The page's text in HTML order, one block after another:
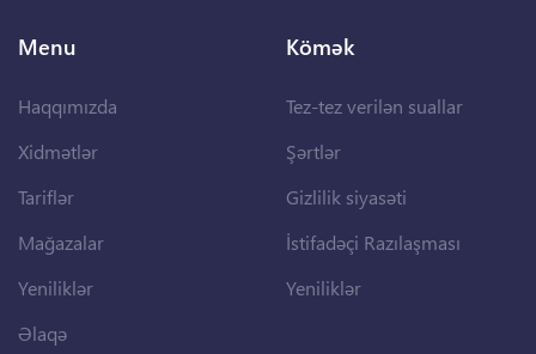
Menu
Haqqımızda
Xidmətlər
Tariflər
Mağazalar
Yeniliklər
Əlaqə
Kömək
Tez-tez verilən suallar
Şərtlər
Gizlilik siyasəti
İstifadəçi Razılaşması
Yeniliklər